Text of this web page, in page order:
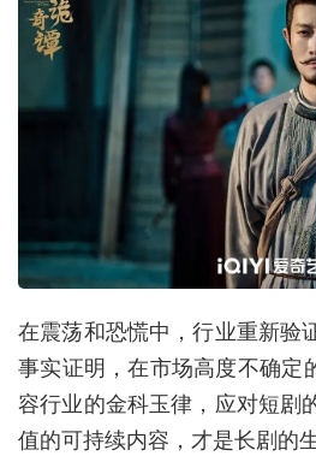
在震荡和恐慌中，行业重新验
事实证明，在市场高度不确定
容行业的金科玉律，应对短剧
值的可持续内容，才是长剧的生